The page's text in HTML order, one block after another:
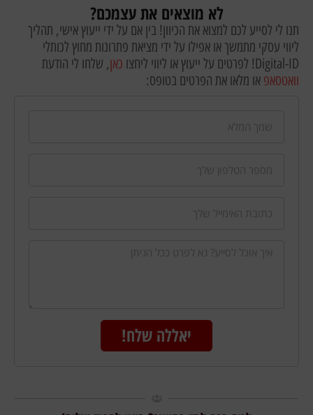
לא מוצאים את עצמכם?
תנו לי לסייע לכם למצוא את הכיוון! בין אם על ידי ייעוץ אישי, תהליך
ליווי עסקי מתמשך או אפילו על ידי מציאת פתרונות מחוץ לכותלי
Digital-ID! לפרטים על ייעוץ או ליווי ליחצו
כאן, שלחו לי הודעת
וואטסאפ או מלאו את הפרטים בטופס:
יאללה שלח!